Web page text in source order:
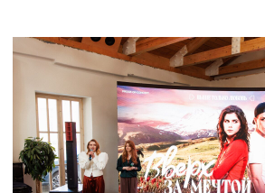
Моисеева
«Викуся» — Егор Тетерин
«Дай мне ключ» — Максимс
«Москва – Гагры» — Александр
Костромитин
«ГБУ "Жизнь"» — Арина
Сейфуллина, Натела Кордзахия,
Арина Михина, Ксения Соболева
«Черёмушки» — Ксения Панаева,